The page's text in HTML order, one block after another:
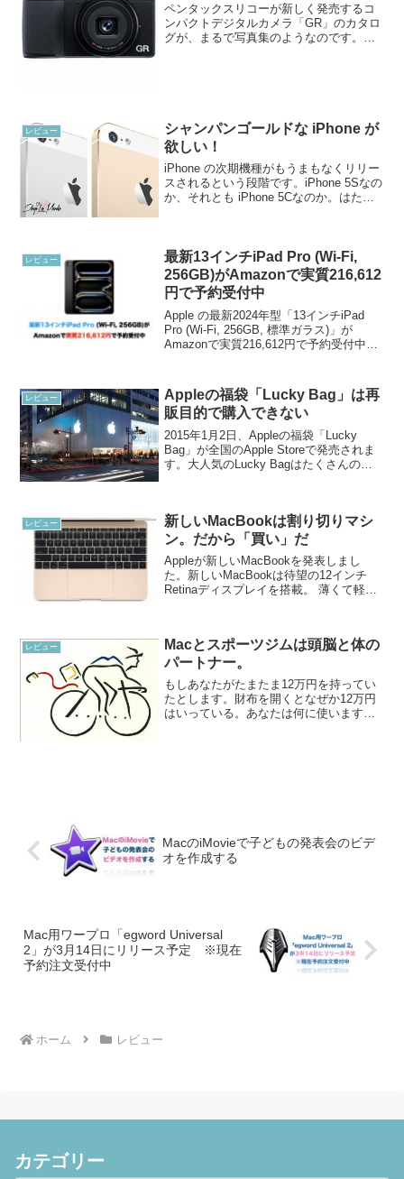
ペンタックスリコーが新しく発売するコ
ンパクトデジタルカメラ「GR」のカタロ
グが、まるで写真集のようなのです。こ
レビュー
シャンパンゴールドな iPhone が
欲しい！
iPhone の次期機種がもうまもなくリリー
スされるという段階です。iPhone 5Sなの
か、それとも iPhone 5Cなのか。はたま
レビュー
最新13インチiPad Pro (Wi-Fi,
256GB)がAmazonで実質216,612
円で予約受付中
Apple の最新2024年型「13インチiPad
Pro (Wi-Fi, 256GB, 標準ガラス)」が
Amazonで実質216,612円で予約受付中で
レビュー
Appleの福袋「Lucky Bag」は再
販目的で購入できない
2015年1月2日、Appleの福袋「Lucky
Bag」が全国のApple Storeで発売されま
す。大人気のLucky Bagはたくさんの行
レビュー
新しいMacBookは割り切りマシ
ン。だから「買い」だ
Appleが新しいMacBookを発表しまし
た。新しいMacBookは待望の12インチ
Retinaディスプレイを搭載。 薄くて軽く
レビュー
Macとスポーツジムは頭脳と体の
パートナー。
もしあなたがたまたま12万円を持ってい
たとします。財布を開くとなぜか12万円
はいっている。あなたは何に使います
MacのiMovieで子どもの発表会のビデ
オを作成する
Mac用ワープロ「egword Universal
2」が3月14日にリリース予定 ※現在
予約注文受付中
ホーム レビュー
カテゴリー